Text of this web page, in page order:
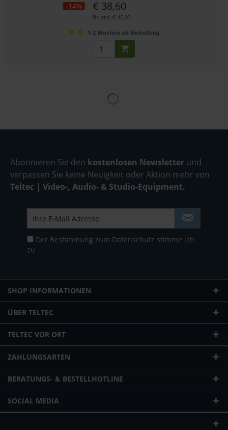
-14% € 38,60
Brutto: € 45,93
1-2 Wochen ab Bestellung
Abonnieren Sie den kostenlosen Newsletter und
verpassen Sie keine Neuigkeit oder Aktion mehr von
Teltec | Video-, Audio- & Studio-Equipment.
Der Bestimmung zum Datenschutz stimme ich
zu
SHOP INFORMATIONEN
ÜBER TELTEC
TELTEC VOR ORT
ZAHLUNGSARTEN
BERATUNGS- & BESTELLHOTLINE
SOCIAL MEDIA